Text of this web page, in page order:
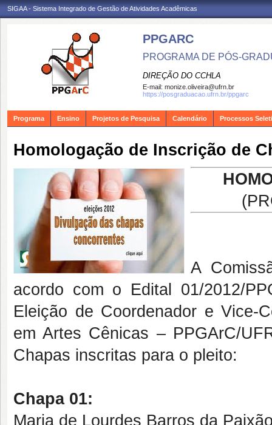
SIGAA - Sistema Integrado de Gestão de Atividades Acadêmicas
PPGARC
PROGRAMA DE PÓS-
DIREÇÃO DO CCHLA
E-mail: monize.oliveira@ufrn.br
https://posgraduacao.ufrn.br/ppgarc
Programa Ensino Projetos de Pesquisa Calendário Processos
A
acordo com o Edital 01/2012/
Eleição de Coordenador e Vice-
em Artes Cênicas – PPGArC/
Chapas inscritas para o pleito:
Chapa 01:
Maria de Lourdes Barros da